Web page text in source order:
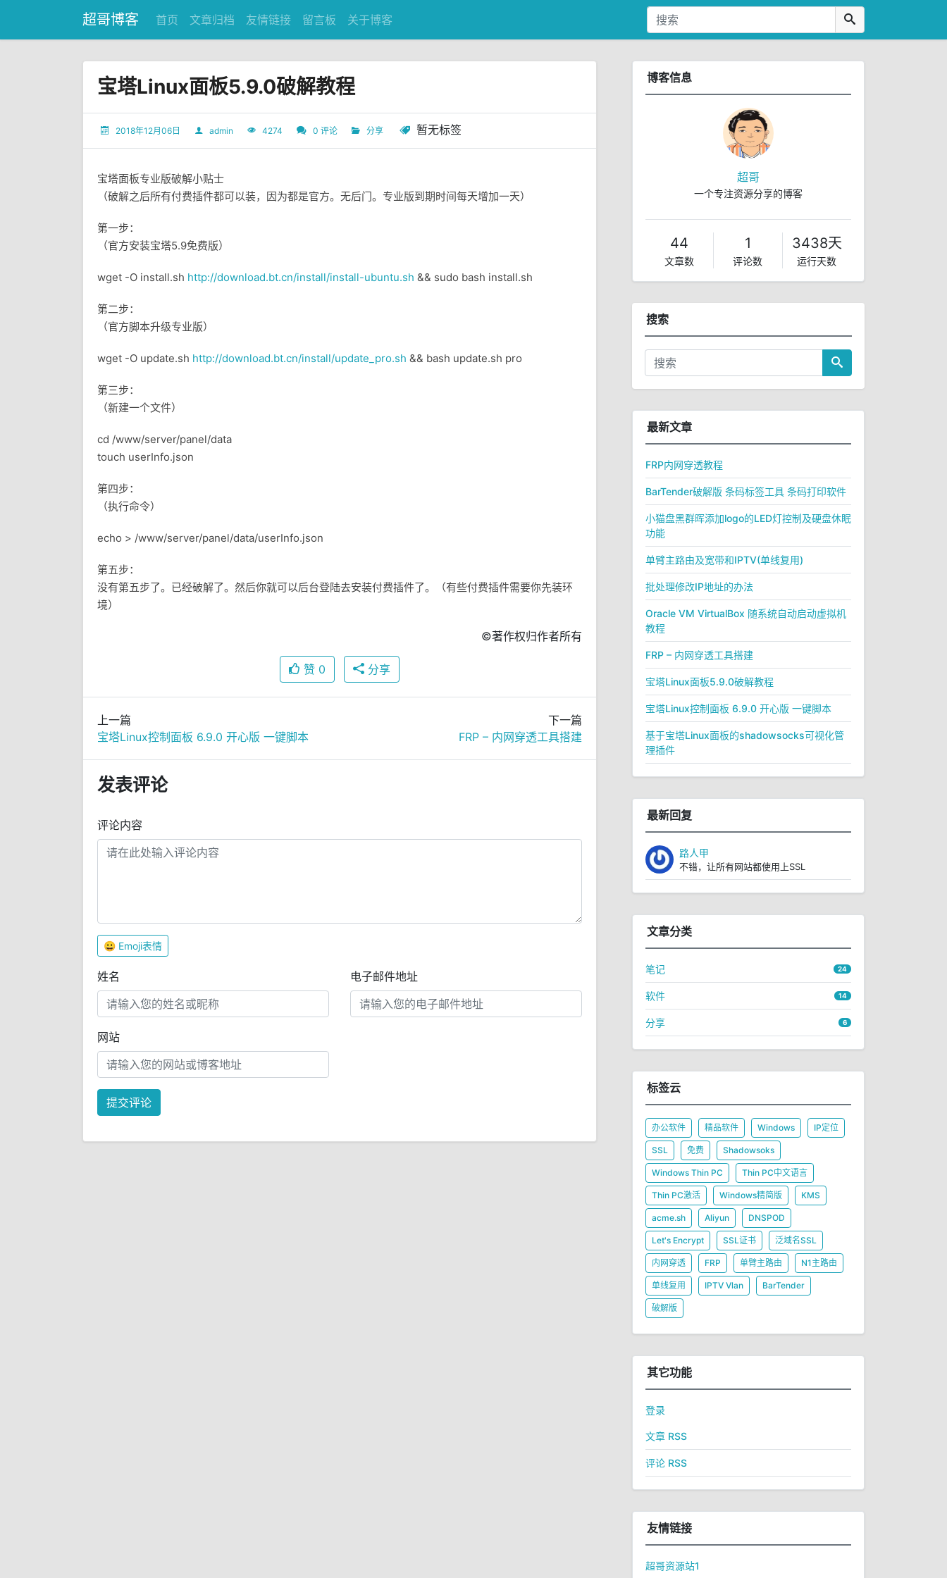
超哥博客 首页 文章归档 友情链接 留言板 关于博客
宝塔Linux面板5.9.0破解教程
2018年12月06日 admin 4274 0 评论 分享 暂无标签
宝塔面板专业版破解小贴士
（破解之后所有付费插件都可以装，因为都是官方。无后门。专业版到期时间每天增加一天）
第一步：
（官方安装宝塔5.9免费版）
wget -O install.sh http://download.bt.cn/install/install-ubuntu.sh && sudo bash install.sh
第二步：
（官方脚本升级专业版）
wget -O update.sh http://download.bt.cn/install/update_pro.sh && bash update.sh pro
第三步：
（新建一个文件）
cd /www/server/panel/data
touch userInfo.json
第四步：
（执行命令）
echo > /www/server/panel/data/userInfo.json
第五步：
没有第五步了。已经破解了。然后你就可以后台登陆去安装付费插件了。（有些付费插件需要你先装环
境）
©著作权归作者所有
赞 0 分享
上一篇
宝塔Linux控制面板 6.9.0 开心版 一键脚本
下一篇
FRP – 内网穿透工具搭建
发表评论
评论内容
😀 Emoji表情
姓名 电子邮件地址
网站
提交评论
博客信息
超哥
一个专注资源分享的博客
44
文章数
1
评论数
3438天
运行天数
搜索
最新文章
FRP内网穿透教程
BarTender破解版 条码标签工具 条码打印软件
小猫盘黑群晖添加logo的LED灯控制及硬盘休眠
功能
单臂主路由及宽带和IPTV(单线复用)
批处理修改IP地址的办法
Oracle VM VirtualBox 随系统自动启动虚拟机
教程
FRP – 内网穿透工具搭建
宝塔Linux面板5.9.0破解教程
宝塔Linux控制面板 6.9.0 开心版 一键脚本
基于宝塔Linux面板的shadowsocks可视化管
理插件
最新回复
路人甲
不错，让所有网站都使用上SSL
文章分类
笔记 24
软件 14
分享 6
标签云
办公软件 精品软件 Windows IP定位
SSL 免费 Shadowsoks
Windows Thin PC Thin PC中文语言
Thin PC激活 Windows精简版 KMS
acme.sh Aliyun DNSPOD
Let's Encrypt SSL证书 泛域名SSL
内网穿透 FRP 单臂主路由 N1主路由
单线复用 IPTV Vlan BarTender
破解版
其它功能
登录
文章 RSS
评论 RSS
友情链接
超哥资源站1